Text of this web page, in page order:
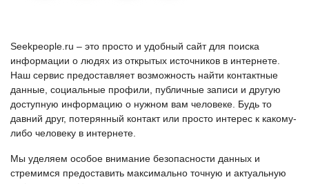
Seekpeople.ru – это просто и удобный сайт для поиска
информации о людях из открытых источников в интернете.
Наш сервис предоставляет возможность найти контактные
данные, социальные профили, публичные записи и другую
доступную информацию о нужном вам человеке. Будь то
давний друг, потерянный контакт или просто интерес к какому-
либо человеку в интернете.
Мы уделяем особое внимание безопасности данных и
стремимся предоставить максимально точную и актуальную